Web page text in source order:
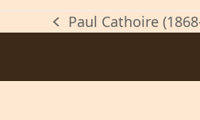
previous
Paul Cathoire